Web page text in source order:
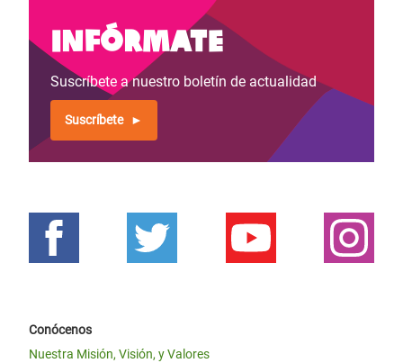
Infórmate
Suscríbete a nuestro boletín de actualidad
Suscríbete
Conócenos
Nuestra Misión, Visión, y Valores